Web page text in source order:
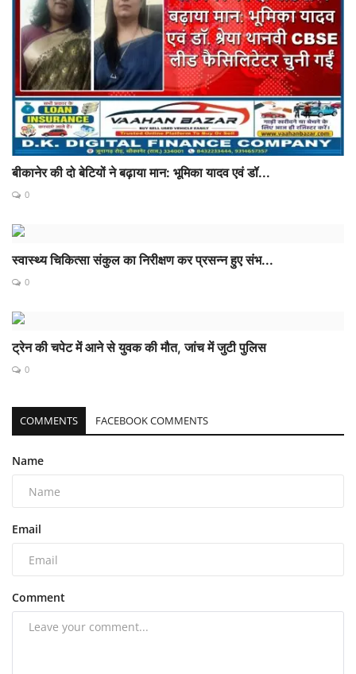
बीकानेर की दो बेटियों ने बढ़ाया मान: भूमिका यादव एवं डॉ...
0
स्वास्थ्य चिकित्सा संकुल का निरीक्षण कर प्रसन्न हुए संभ...
0
ट्रेन की चपेट में आने से युवक की मौत, जांच में जुटी पुलिस
0
COMMENTS FACEBOOK COMMENTS
Name
Email
Comment